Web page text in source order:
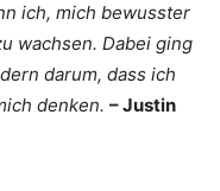
ich, mich bewusster
wachsen. Dabei ging
darum, dass ich
denken. – Justin